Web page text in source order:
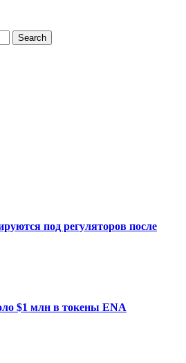
под регуляторов после
$1 млн в токены ENA